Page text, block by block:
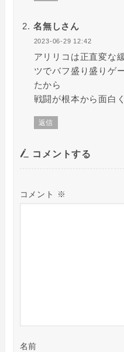
名無しさん
2023-06-29 12:42
アリリコは正直変な
ツでバフ盛り盛りゲ
たから
戦闘が根本から面白
返信
コメントする
コメント ※
名前